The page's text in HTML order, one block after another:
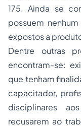
175. Ainda se
possuem
expostos a
Dentre outras
encontram-se:
que tenham
capacitador,
disciplinares
recusarem ao